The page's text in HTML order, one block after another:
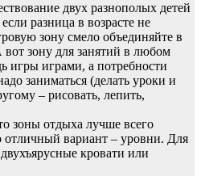
двух разнополых детей
разница в возрасте не
зону смело объединяйте в
зону для занятий в любом
игры играми, а потребности
заниматься (делать уроки и
– рисовать, лепить,
зоны отдыха лучше всего
отличный вариант – уровни. Для
кровати или